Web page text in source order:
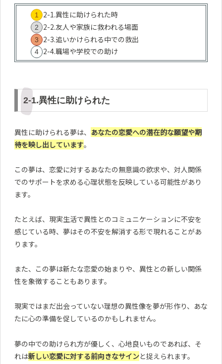
2-1.異性に助けられた時
2-2.友人や家族に救われる場面
2-3.追いかけられる中での救出
2-4.職場や学校での助け
2-1.異性に助けられた
異性に助けられる夢は、 あなたの恋愛への潜在的な願望や期
待を映し出しています。
この夢は、恋愛に対するあなたの無意識の欲求や、対人関係
でのサポートを求める心理状態を反映している可能性があり
ます。
たとえば、現実生活で異性とのコミュニケーションに不安を
感じている時、夢はその不安を解消する形で現れることがあ
ります。
また、この夢は新たな恋愛の始まりや、異性との新しい関係
性を象徴することもあります。
現実ではまだ出会っていない理想の異性像を夢が形作り、あな
たに心の準備を促しているのかもしれません。
夢の中での助けられ方が優しく、心地良いものであれば、そ
れは新しい恋愛に対する前向きなサインと捉えられます。